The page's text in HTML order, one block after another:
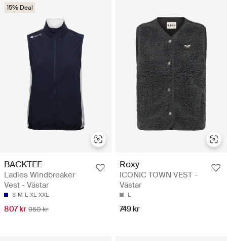
15% Deal
BACKTEE
Ladies Windbreaker
Vest - Västar
S M L XL XXL
807 kr 950 kr
Roxy
ICONIC TOWN VEST -
Västar
L
749 kr